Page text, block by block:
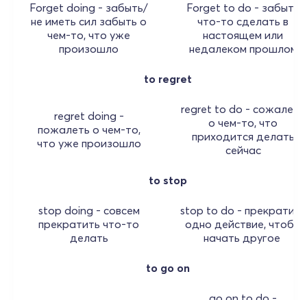
Forget doing - забыть/
не иметь сил забыть о
чем-то, что уже
произошло
Forget to do - забыть
что-то сделать в
настоящем или
недалеком прошлом
to regret
regret doing -
пожалеть о чем-то,
что уже произошло
regret to do - сожалеть
о чем-то, что
приходится делать
сейчас
to stop
stop doing - совсем
прекратить что-то
делать
stop to do - прекратить
одно действие, чтобы
начать другое
to go on